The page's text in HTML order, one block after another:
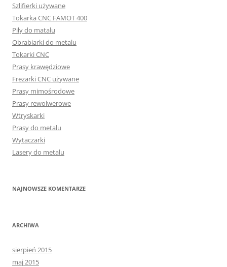
Szlifierki używane
Tokarka CNC FAMOT 400
Piły do matalu
Obrabiarki do metalu
Tokarki CNC
Prasy krawędziowe
Frezarki CNC używane
Prasy mimośrodowe
Prasy rewolwerowe
Wtryskarki
Prasy do metalu
Wytaczarki
Lasery do metalu
NAJNOWSZE KOMENTARZE
ARCHIWA
sierpień 2015
maj 2015